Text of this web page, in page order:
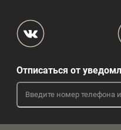
Отписаться от